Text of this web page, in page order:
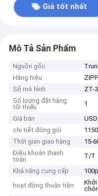
Giá tốt nhất
Mô Tả Sản Phẩm
Nguồn gốc
Hàng hiệu
Số mô hình
ZT-
Số lượng đặt hàng
tối thiểu
1
Giá bán
chi tiết đóng gói
Thời gian giao hàng
15-
Điều khoản thanh
toán
T/T
Khả năng cung cấp
hoạt động thuận tiện